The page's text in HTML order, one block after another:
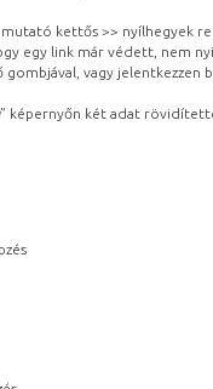
kettős >> nyílhegyek
egy link már védett, nem
gombjával, vagy
” képernyőn két adat